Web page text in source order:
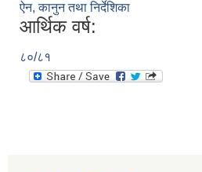
ऐन, कानुन तथा निर्देशिका
आर्थिक वर्ष:
८०/८१